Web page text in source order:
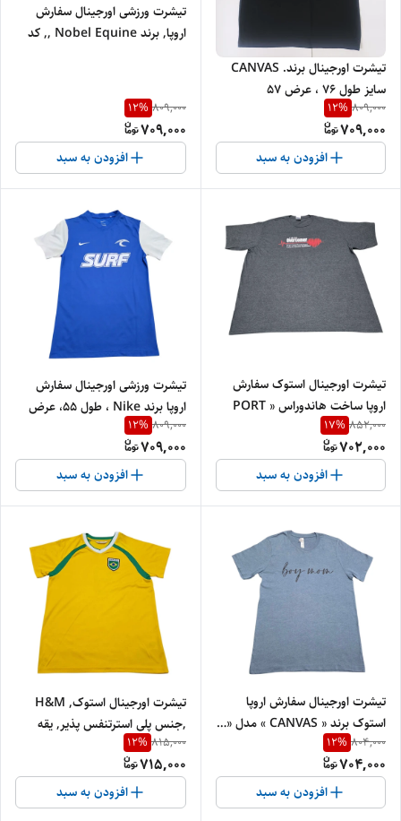
تیشرت اورجینال برند. CANVAS
سایز طول 76 ، عرض 57
809,000
12%
709,000
افزودن به سبد
تیشرت ورزشی اورجینال سفارش
اروپا, برند Nobel Equine ,, کد
809,000
12%
709,000
افزودن به سبد
تیشرت اورجینال استوک سفارش
اروپا ساخت هاندوراس « PORT
جنس پنبه‌، کتان درجه‌یک
852,000
17%
702,000
افزودن به سبد
تیشرت ورزشی اورجینال سفارش
اروپا برند Nike ، طول ۵۵، عرض
37
809,000
12%
709,000
افزودن به سبد
تیشرت اورجینال سفارش اروپا
استوک برند « CANVAS » مدل «…
«4۶ » | جنس پنبه‌ و کتان
804,000
12%
704,000
افزودن به سبد
تیشرت اورجینال استوک, H&M
,جنس پلی استرتنفس پذیر, یقه
هفت. ورزشی Xl
815,000
12%
715,000
افزودن به سبد